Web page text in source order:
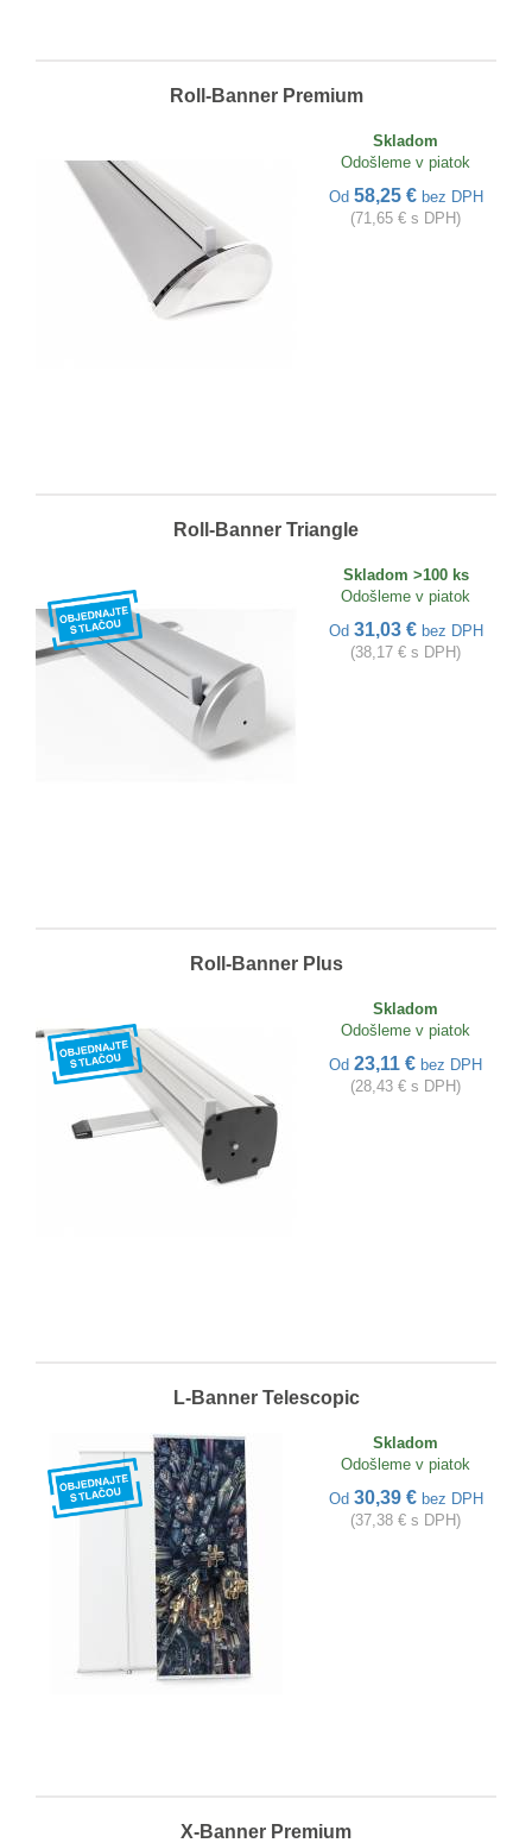
Roll-Banner Premium
Skladom
Odošleme v piatok
Od 58,25 € bez DPH
(71,65 € s DPH)
Roll-Banner Triangle
Skladom >100 ks
Odošleme v piatok
Od 31,03 € bez DPH
(38,17 € s DPH)
Roll-Banner Plus
Skladom
Odošleme v piatok
Od 23,11 € bez DPH
(28,43 € s DPH)
L-Banner Telescopic
Skladom
Odošleme v piatok
Od 30,39 € bez DPH
(37,38 € s DPH)
X-Banner Premium